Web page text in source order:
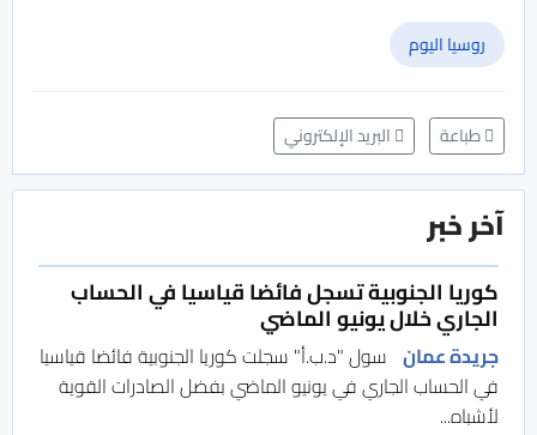
روسيا اليوم
طباعة البريد الإلكتروني
آخر خبر
كوريا الجنوبية تسجل فائضا قياسيا في الحساب
الجاري خلال يونيو الماضي
جريدة عمان سول "د.ب.أ" سجلت كوريا الجنوبية فائضا قياسيا
في الحساب الجاري في يونيو الماضي بفضل الصادرات القوية
لأشباه...